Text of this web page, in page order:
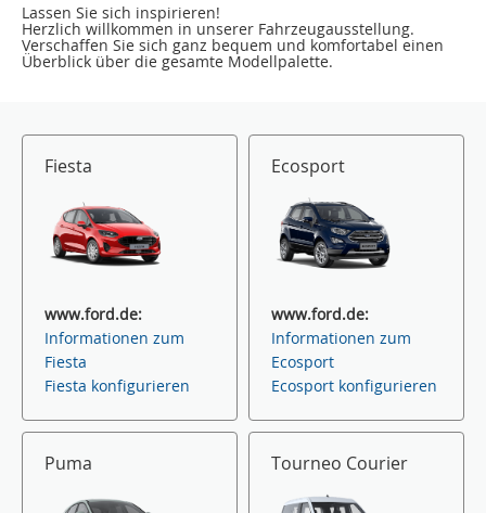
Lassen Sie sich inspirieren!
Herzlich willkommen in unserer Fahrzeugausstellung.
Verschaffen Sie sich ganz bequem und komfortabel einen
Überblick über die gesamte Modellpalette.
Fiesta
www.ford.de:
Informationen zum
Fiesta
Fiesta konfigurieren
Ecosport
www.ford.de:
Informationen zum
Ecosport
Ecosport konfigurieren
Puma Tourneo Courier